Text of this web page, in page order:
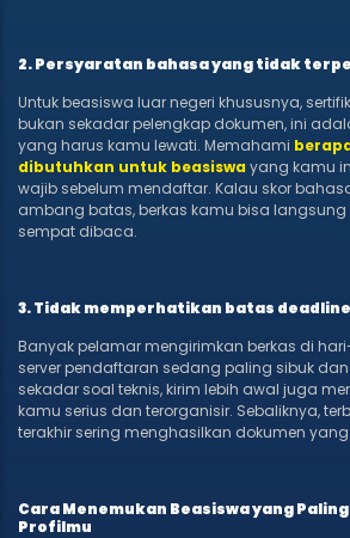
2. Persyaratan bahasa yang tidak
Untuk beasiswa luar negeri khususnya,
bukan sekadar pelengkap dokumen, ini
yang harus kamu lewati. Memahami
dibutuhkan untuk beasiswa yang kamu
wajib sebelum mendaftar. Kalau skor
ambang batas, berkas kamu bisa
sempat dibaca.
3. Tidak memperhatikan batas deadline
Banyak pelamar mengirimkan berkas di
server pendaftaran sedang paling sibuk dan
sekadar soal teknis, kirim lebih awal juga
kamu serius dan terorganisir. Sebaliknya,
terakhir sering menghasilkan dokumen
Cara Menemukan Beasiswa yang
Profilmu